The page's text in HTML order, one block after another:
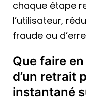
chaque étape
l’utilisateur,
fraude ou
Que faire
d’un retrait
instantané